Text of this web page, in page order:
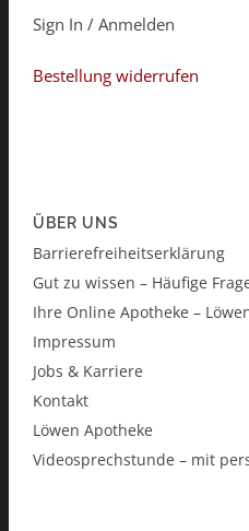
Sign In / Anmelden
Bestellung widerrufen
ÜBER UNS
Barrierefreiheitserklärung
Gut zu wissen – Häufige
Ihre Online Apotheke –
Impressum
Jobs & Karriere
Kontakt
Löwen Apotheke
Videosprechstunde – mit